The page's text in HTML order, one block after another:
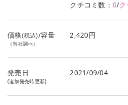
クチコミ数： 0/ク
価格(税込)/容量
（当社調べ）
2,420円
発売日
(追加発売時更新)
2021/09/04